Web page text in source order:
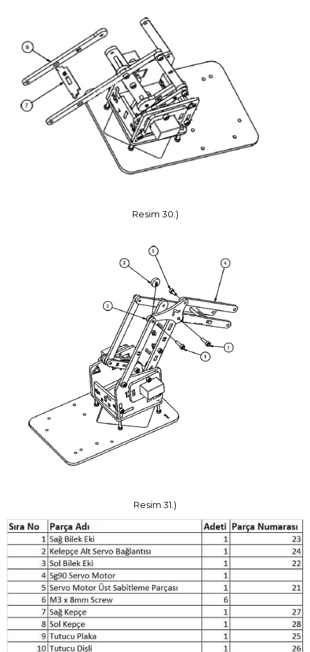
Resim 30.)
Resim 31.)